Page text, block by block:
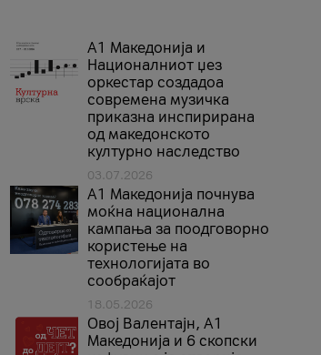
А1 Македонија и
Националниот џез
оркестар создадоа
современа музичка
приказна инспирирана
од македонското
културно наследство
03.07.2026
A1 Македонија почнува
моќна национална
кампања за поодговорно
користење на
технологијата во
сообраќајот
18.05.2026
Овој Валентајн, A1
Македонија и 6 скопски